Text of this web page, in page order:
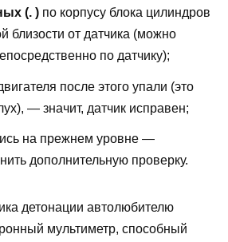
(. ) по корпусу блока цилиндров
близости от датчика (можно
по датчику);
после этого упали (это
— значит, датчик исправен;
на прежнем уровне —
дополнительную проверку.
детонации автолюбителю
мультиметр, способный